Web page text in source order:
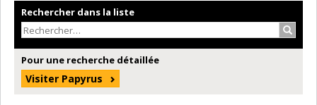
Rechercher dans la liste
Pour une recherche détaillée
Visiter Papyrus